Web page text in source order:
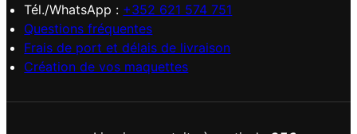
Tél./WhatsApp : +352 621 574 751
Questions fréquentes
Frais de port et délais de livraison
Création de vos maquettes